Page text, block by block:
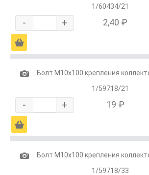
1/60434/21
- + 2,40 ₽
Ä
1
Болт М10х100 крепления
1/59718/21
- + 19 ₽
Ä
1
Болт М10х100 крепления
1/59718/33